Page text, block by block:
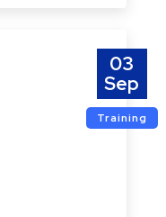
03
Sep
Training